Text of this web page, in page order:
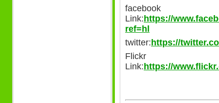
facebook
Link:https://
ref=hl
twitter: https://
Flickr
Link: https://